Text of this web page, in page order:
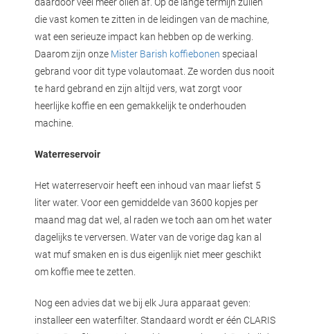
die vast komen te zitten in de leidingen van de machine,
wat een serieuze impact kan hebben op de werking.
Daarom zijn onze Mister Barish koffiebonen speciaal
gebrand voor dit type volautomaat. Ze worden dus nooit
te hard gebrand en zijn altijd vers, wat zorgt voor
heerlijke koffie en een gemakkelijk te onderhouden
machine.
Waterreservoir
Het waterreservoir heeft een inhoud van maar liefst 5
liter water. Voor een gemiddelde van 3600 kopjes per
maand mag dat wel, al raden we toch aan om het water
dagelijks te verversen. Water van de vorige dag kan al
wat muf smaken en is dus eigenlijk niet meer geschikt
om koffie mee te zetten.
Nog een advies dat we bij elk Jura apparaat geven:
installeer een waterfilter. Standaard wordt er één CLARIS